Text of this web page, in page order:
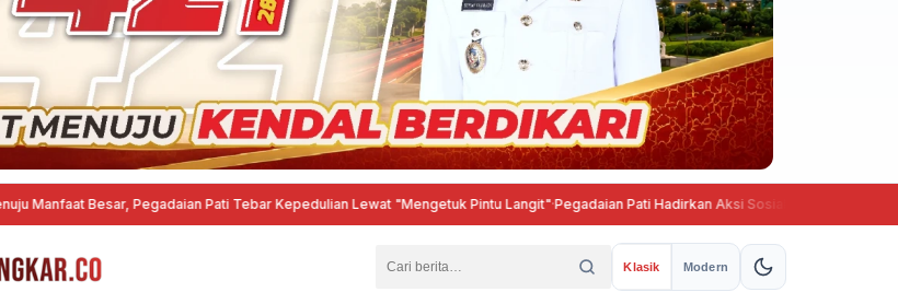
Besar, Pegadaian Pati Tebar Kepedulian Lewat "Mengetuk Pintu Langit"·Pegadaian Pati Hadirkan Aksi Sosial, Tebar Manfaat
Klasik Modern